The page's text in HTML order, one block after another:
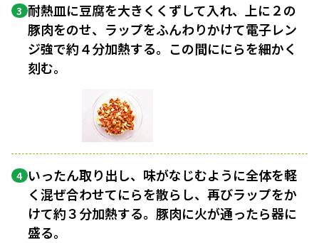
3 耐熱皿に豆腐を大きくくずして入れ、上に２の
豚肉をのせ、ラップをふんわりかけて電子レン
ジ強で約４分加熱する。この間ににらを細かく
刻む。
4 いったん取り出し、味がなじむように全体を軽
く混ぜ合わせてにらを散らし、再びラップをか
けて約３分加熱する。豚肉に火が通ったら器に
盛る。